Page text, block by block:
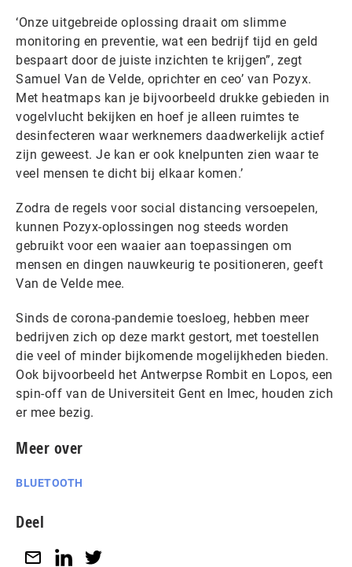
‘Onze uitgebreide oplossing draait om slimme
monitoring en preventie, wat een bedrijf tijd en geld
bespaart door de juiste inzichten te krijgen”, zegt
Samuel Van de Velde, oprichter en ceo’ van Pozyx.
Met heatmaps kan je bijvoorbeeld drukke gebieden in
vogelvlucht bekijken en hoef je alleen ruimtes te
desinfecteren waar werknemers daadwerkelijk actief
zijn geweest. Je kan er ook knelpunten zien waar te
veel mensen te dicht bij elkaar komen.’
Zodra de regels voor social distancing versoepelen,
kunnen Pozyx-oplossingen nog steeds worden
gebruikt voor een waaier aan toepassingen om
mensen en dingen nauwkeurig te positioneren, geeft
Van de Velde mee.
Sinds de corona-pandemie toesloeg, hebben meer
bedrijven zich op deze markt gestort, met toestellen
die veel of minder bijkomende mogelijkheden bieden.
Ook bijvoorbeeld het Antwerpse Rombit en Lopos, een
spin-off van de Universiteit Gent en Imec, houden zich
er mee bezig.
Meer over
BLUETOOTH
Deel